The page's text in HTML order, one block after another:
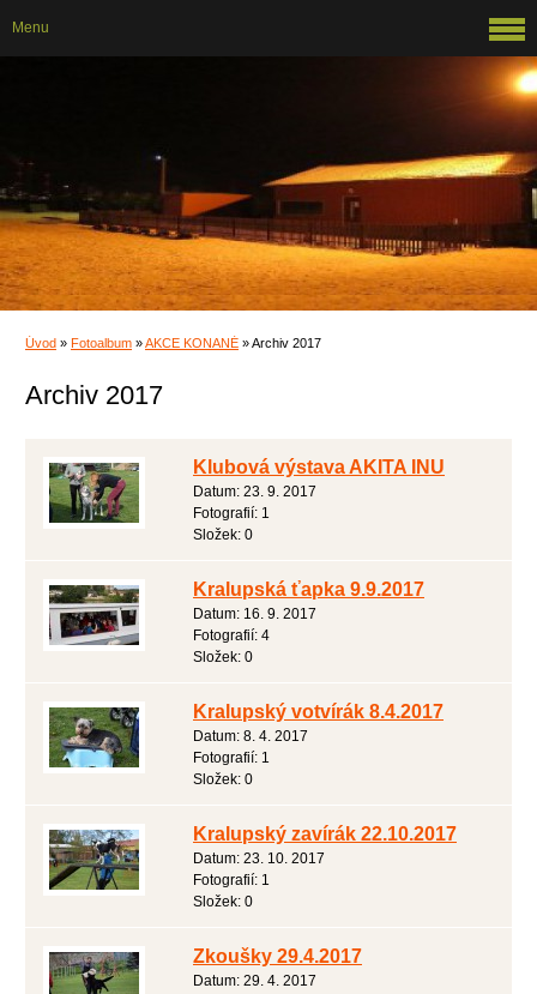
Úvod » Fotoalbum »AKCE KONANÉ »Archiv 2017
Archiv 2017
Klubová výstava AKITA INU
Datum: 23. 9. 2017
Fotografií: 1
Složek: 0
Kralupská ťapka 9.9.2017
Datum: 16. 9. 2017
Fotografií: 4
Složek: 0
Kralupský votvírák 8.4.2017
Datum: 8. 4. 2017
Fotografií: 1
Složek: 0
Kralupský zavírák 22.10.2017
Datum: 23. 10. 2017
Fotografií: 1
Složek: 0
Zkoušky 29.4.2017
Datum: 29. 4. 2017
Menu